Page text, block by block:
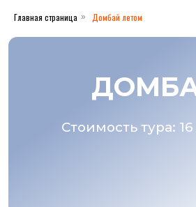
Главная страница » Домбай летом
Стоимость тура: 16 500 руб